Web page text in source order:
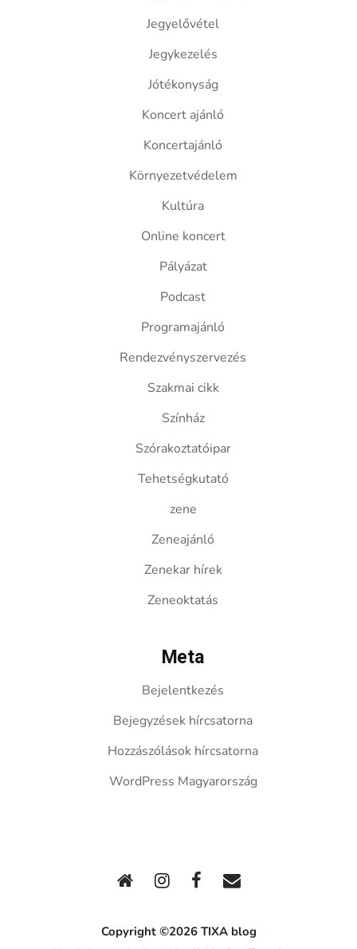
Jegyelővétel
Jegykezelés
Jótékonyság
Koncert ajánló
Koncertajánló
Környezetvédelem
Kultúra
Online koncert
Pályázat
Podcast
Programajánló
Rendezvényszervezés
Szakmai cikk
Színház
Szórakoztatóipar
Tehetségkutató
zene
Zeneajánló
Zenekar hírek
Zeneoktatás
Meta
Bejelentkezés
Bejegyzések hírcsatorna
Hozzászólások hírcsatorna
WordPress Magyarország
Copyright ©2026 TIXA blog